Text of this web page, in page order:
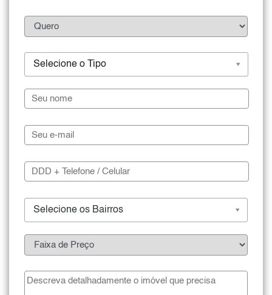
Selecione o Tipo
Selecione os Bairros